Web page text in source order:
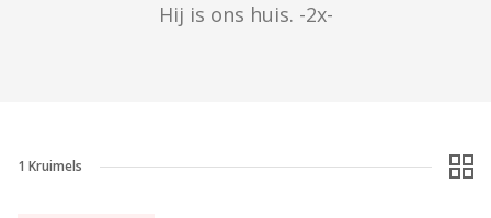
Hij is ons huis. -2x-
1 Kruimels